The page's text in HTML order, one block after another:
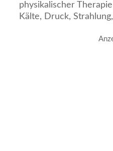
physikalischer
Kälte, Druck,